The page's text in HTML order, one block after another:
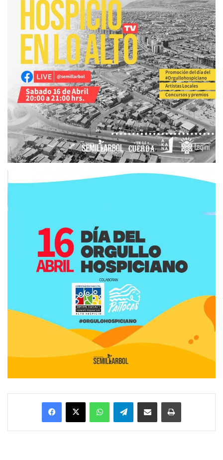
Facebook
X WhatsAppTelegramEnviar vía email Imprimir